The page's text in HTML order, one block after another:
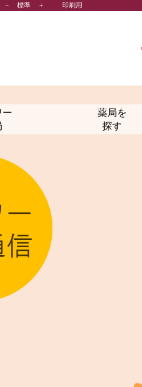
ー
薬局を
探す
－ 標準 ＋ 印刷用